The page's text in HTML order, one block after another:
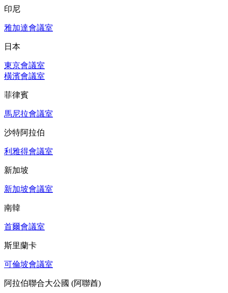
印尼
雅加達會議室
日本
東京會議室
橫濱會議室
菲律賓
馬尼拉會議室
沙特阿拉伯
利雅得會議室
新加坡
新加坡會議室
南韓
首爾會議室
斯里蘭卡
可倫坡會議室
阿拉伯聯合大公國 (阿聯酋)